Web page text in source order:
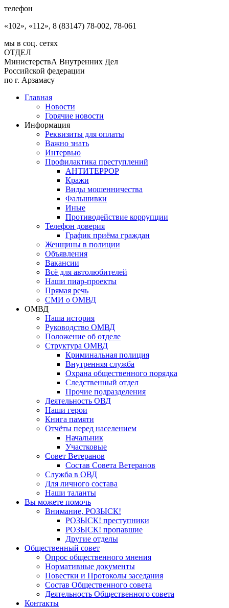
телефон
«102», «112», 8 (83147) 78-002, 78-061
мы в соц. сетях
ОТДЕЛ
МинистерствА Внутренних Дел
Российской федерации
по г. Арзамасу
Главная
Новости
Горячие новости
Информация
Реквизиты для оплаты
Важно знать
Интервью
Профилактика преступлений
АНТИТЕРРОР
Кражи
Виды мошенничества
Фальшивки
Иные
Противодействие коррупции
Телефон доверия
График приёма граждан
Женщины в полиции
Объявления
Вакансии
Всё для автолюбителей
Наши пиар-проекты
Прямая речь
СМИ о ОМВД
ОМВД
Наша история
Руководство ОМВД
Положение об отделе
Структура ОМВД
Криминальная полиция
Внутренняя служба
Охрана общественного порядка
Следственный отдел
Прочие подразделения
Деятельность ОВД
Наши герои
Книга памяти
Отчёты перед населением
Начальник
Участковые
Совет Ветеранов
Состав Совета Ветеранов
Служба в ОВД
Для личного состава
Наши таланты
Вы можете помочь
Внимание, РОЗЫСК!
РОЗЫСК! преступники
РОЗЫСК! пропавшие
Другие отделы
Общественный совет
Опрос общественного мнения
Нормативные документы
Повестки и Протоколы заседания
Состав Общественного совета
Деятельность Общественного совета
Контакты